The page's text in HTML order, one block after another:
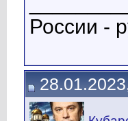
России -